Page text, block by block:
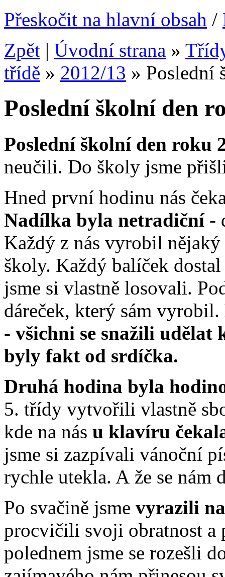
Přeskočit na hlavní obsah /
Zpět | Úvodní strana »
třídě » 2012/13 » Poslední
Poslední školní den
Poslední školní den roku
neučili. Do školy jsme
Hned první hodinu nás
Nadílka byla netradiční -
Každý z nás vyrobil
školy. Každý balíček
jsme si vlastně losovali.
dáreček, který sám vyrobil.
- všichni se snažili udělat
byly fakt od srdíčka.
Druhá hodina byla
5. třídy vytvořili vlastně
kde na nás u klavíru
jsme si zazpívali vánoční
rychle utekla. A že se nám
Po svačině jsme vyrazili
procvičili svoji obratnost a
polednem jsme se rozešli